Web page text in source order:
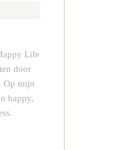
Life
door
Op mijn
happy,